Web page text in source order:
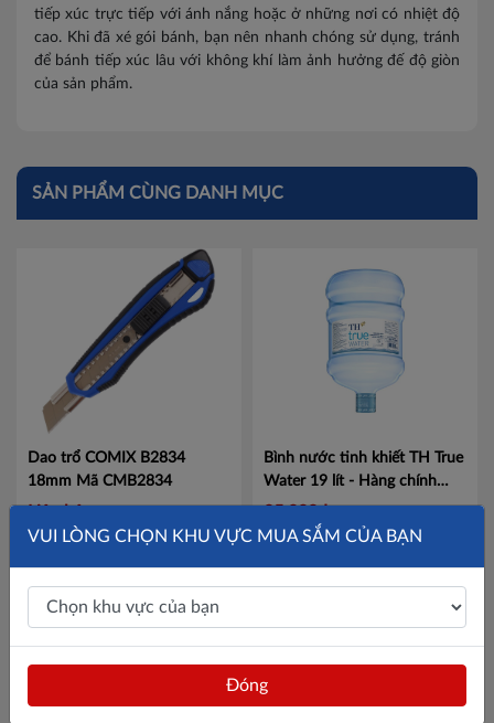
tiếp xúc trực tiếp với ánh nắng hoặc ở những nơi có nhiệt độ
cao. Khi đã xé gói bánh, bạn nên nhanh chóng sử dụng, tránh
để bánh tiếp xúc lâu với không khí làm ảnh hưởng đế độ giòn
của sản phẩm.
SẢN PHẨM CÙNG DANH MỤC
Dao trổ COMIX B2834
18mm Mã CMB2834
Bình nước tinh khiết TH True
Water 19 lít - Hàng chính
hãng, date xaMã 495000036
VUI LÒNG CHỌN KHU VỰC MUA SẮM CỦA BẠN
Đóng